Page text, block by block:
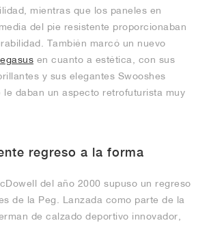
mientras que los paneles en
del pie resistente proporcionaban
También marcó un nuevo
en cuanto a estética, con sus
y sus elegantes Swooshes
le daban un aspecto retrofuturista muy
regreso a la forma
del año 2000 supuso un regreso
de la Peg. Lanzada como parte de la
de calzado deportivo innovador,